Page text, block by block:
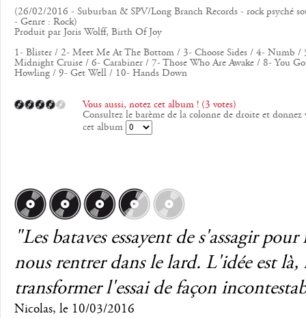
(26/02/2016 - Suburban & SPV/Long Branch Records - rock psyché
- Genre : Rock)
Produit par Joris Wolff, Birth Of Joy
1- Blister / 2- Meet Me At The Bottom / 3- Choose Sides / 4- Numb /
Midnight Cruise / 6- Carabiner / 7- Those Who Are Awake / 8- You
Howling / 9- Get Well / 10- Hands Down
Vous aussi, notez cet album ! (3 votes)
Consultez le barème de la colonne de droite et donnez
cet album
"Les bataves essayent de s'assagir
nous rentrer dans le lard. L'idée est là,
transformer l'essai de façon
Nicolas, le 10/03/2016